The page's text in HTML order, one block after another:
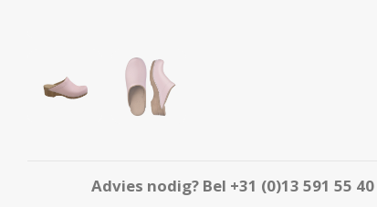
Advies nodig? Bel +31 (0)13 591 55 40